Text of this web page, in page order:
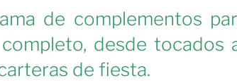
de complementos
desde tocados
de fiesta.